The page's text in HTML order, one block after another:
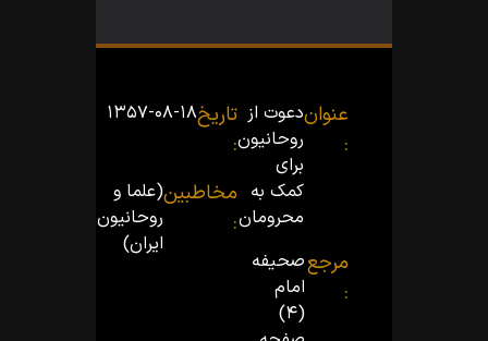
عنوان
:
دعوت از
روحانیون
براى
کمک به
محرومان
مرجع
:
صحیفه
امام
(۴)
تاریخ
:
۱۳۵۷-۰۸-۱۸
مخاطبین
:
(علما و
روحانیون
ایران)